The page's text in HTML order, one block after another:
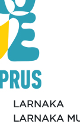
LARNAKA
LARNAKA